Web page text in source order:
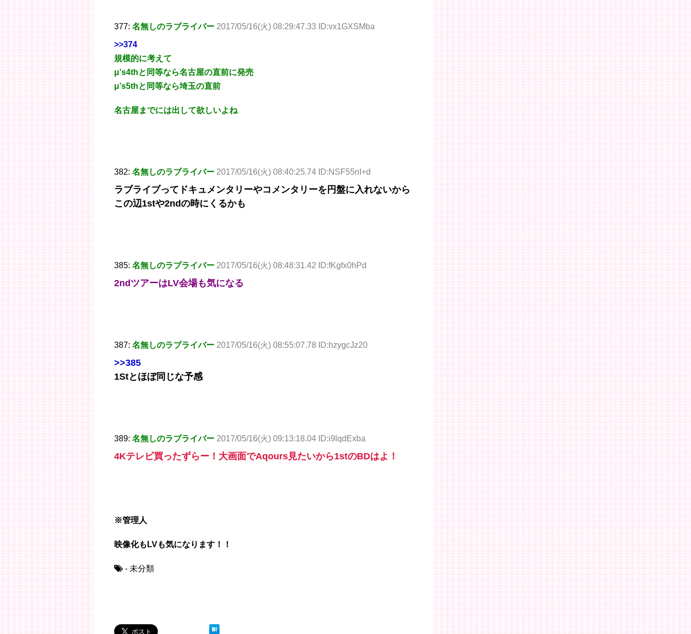
377: 名無しのラブライバー 2017/05/16(火) 08:29:47.33 ID:vx1GXSMba
>>374
規模的に考えて
μ’s4thと同等なら名古屋の直前に発売
μ’s5thと同等なら埼玉の直前
名古屋までには出して欲しいよね
382: 名無しのラブライバー 2017/05/16(火) 08:40:25.74 ID:NSF55nI+d
ラブライブってドキュメンタリーやコメンタリーを円盤に入れないから
この辺1stや2ndの時にくるかも
385: 名無しのラブライバー 2017/05/16(火) 08:48:31.42 ID:fKgfx0hPd
2ndツアーはLV会場も気になる
387: 名無しのラブライバー 2017/05/16(火) 08:55:07.78 ID:hzygcJz20
>>385
1Stとほぼ同じな予感
389: 名無しのラブライバー 2017/05/16(火) 09:13:18.04 ID:i9lqdExba
4Kテレビ買ったずらー！大画面でAqours見たいから1stのBDはよ！
※管理人
映像化もLVも気になります！！
- 未分類